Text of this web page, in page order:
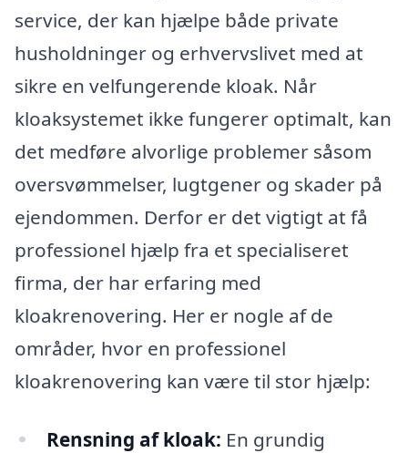
service, der kan hjælpe både private
husholdninger og erhvervslivet med at
sikre en velfungerende kloak. Når
kloaksystemet ikke fungerer optimalt, kan
det medføre alvorlige problemer såsom
oversvømmelser, lugtgener og skader på
ejendommen. Derfor er det vigtigt at få
professionel hjælp fra et specialiseret
firma, der har erfaring med
kloakrenovering. Her er nogle af de
områder, hvor en professionel
kloakrenovering kan være til stor hjælp:
Rensning af kloak: En grundig